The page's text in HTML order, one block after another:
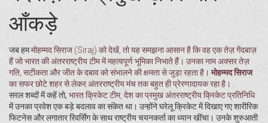
आँकड़े
जब हममोहम्मद सिराज (Siraj) को देखें, तो यह समझना आसान है कि वह एक तेज़ गेंदबाज़
हैं जो भारत की अंतरराष्ट्रीय टीम में महत्वपूर्ण भूमिका निभाते हैं। उनका नाम अक्सर तेज़
गति, सटीकता और जीत के दबाव को संभालने की क्षमता से जुड़ा रहता है।मोहम्मद सिराज
का सफर छोटे शहर से लेकर अंतरराष्ट्रीय मंच तक बहुत ही प्रेरणादायक रहा है।
सरल शब्दों में कहें तो, भारत क्रिकेट टीम, देश का प्रमुख अंतरराष्ट्रीय क्रिकेट प्रतिनिधि
में उनका प्रवेश एक बड़े बदलाव का संकेत था। उन्होंने घरेलू क्रिकेट में दिखाए गए शारीरिक
फिटनेस और लगातार रिवर्सिंग के साथ राष्ट्रीय चयनकर्ता का ध्यान खींचा। उनके शुरुआती